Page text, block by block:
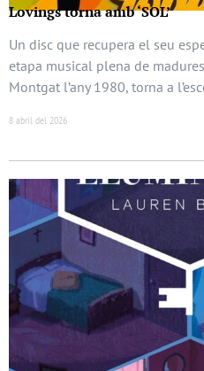
Lovings torna amb ‘SOL’
Un disc que recupera el seu
etapa musical plena de
Montgat l’any 1980, torna a
8 abril del 2026